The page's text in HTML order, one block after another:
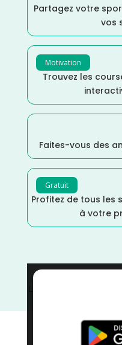
Partagez votre
vos
Motivation
Trouvez les
Faites-vous des
Gratuit
Profitez de tous les
à votre
Loire